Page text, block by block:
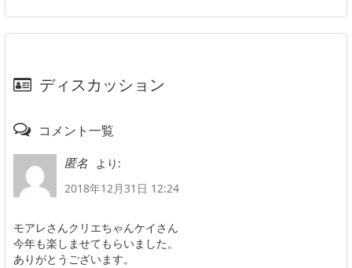
ディスカッション
コメント一覧
匿名
より:
2018年12月31日 12:24
モアレさんクリエちゃんケイさん
今年も楽しませてもらいました。
ありがとうございます。